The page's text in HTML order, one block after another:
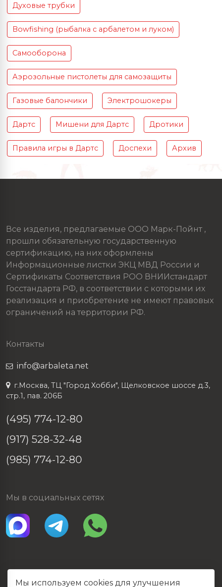
Духовые трубки
Bowfishing (рыбалка с арбалетом и луком)
Самооборона
Аэрозольные пистолеты для самозащиты
Газовые балончики Электрошокеры
Дартс Мишени для Дартс Дротики
Правила игры в Дартс Доспехи Архив
Все изделия, предлагаемые ООО Марк-Пойнт ,
прошли обязательную государственную
сертификацию, на них оформлены
Информационные листки ЭКЦ МВД России и
Сертификаты Соответствия РОО ВНИИстандарт
Госстандарта РФ, в соответствии с которыми их
реализация и приобретение не имеют правовых
ограничений на территории РФ.
Контакты
info@arbaleta.net
г.Москва, ТЦ "Город Хобби", Щелковское шоссе д.3,
стр.1, пав. 206Б
(495) 774-12-80
(917) 528-32-48
(985) 774-12-80
Мы в социальных сетях
Мы используем cookies для улучшения